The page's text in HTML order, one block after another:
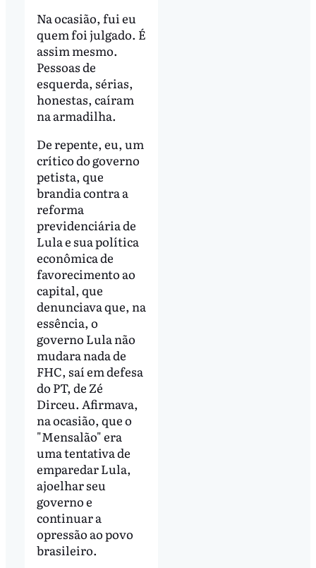
Na ocasião, fui eu
quem foi julgado. É
assim mesmo.
Pessoas de
esquerda, sérias,
honestas, caíram
na armadilha.
De repente, eu, um
crítico do governo
petista, que
brandia contra a
reforma
previdenciária de
Lula e sua política
econômica de
favorecimento ao
capital, que
denunciava que, na
essência, o
governo Lula não
mudara nada de
FHC, saí em defesa
do PT, de Zé
Dirceu. Afirmava,
na ocasião, que o
"Mensalão" era
uma tentativa de
emparedar Lula,
ajoelhar seu
governo e
continuar a
opressão ao povo
brasileiro.